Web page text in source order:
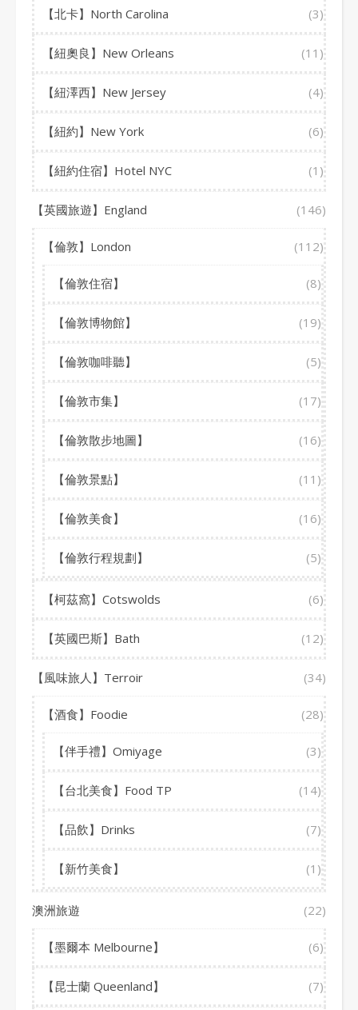
【北卡】North Carolina (3)
【紐奧良】New Orleans (11)
【紐澤西】New Jersey (4)
【紐約】New York (6)
【紐約住宿】Hotel NYC (1)
【英國旅遊】England (146)
【倫敦】London (112)
【倫敦住宿】 (8)
【倫敦博物館】 (19)
【倫敦咖啡聽】 (5)
【倫敦市集】 (17)
【倫敦散步地圖】 (16)
【倫敦景點】 (11)
【倫敦美食】 (16)
【倫敦行程規劃】 (5)
【柯茲窩】Cotswolds (6)
【英國巴斯】Bath (12)
【風味旅人】Terroir (34)
【酒食】Foodie (28)
【伴手禮】Omiyage (3)
【台北美食】Food TP (14)
【品飲】Drinks (7)
【新竹美食】 (1)
澳洲旅遊 (22)
【墨爾本 Melbourne】 (6)
【昆士蘭 Queenland】 (7)